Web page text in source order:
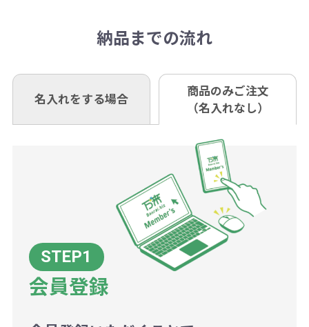
※不良商品は商品到着後7営業日以
お問合せ先
0120-979-907
AM10:00～PM5:00（土・日・祝日を
なお、印刷代はボリュームディスカ
同じ版で多くの数量を印刷すると、1
個当たりの印刷代単価がお安くなり
一方、数量が少なく一定数に満たな
い場合は、単価計算ではなく、印刷
代の基本料金を一式頂戴する場合が
ございます。
ボリュームディスカウントの計算は
商品や印刷方法によって異なります
ので、予めご了承ください。
口座名 株式会社モノベーション
※振り込み手数料はお客さま負担と
なりますのでご注意ください。
定しているものもあります。
あれば、午前中までにご注文とご入
金いただければ翌日着でお送りする
お急ぎの場合、ご相談ください。最
大限努力いたします。
き別途申し受けます。
も複数ヶ所への納品の場合、別途送
料頂戴する場合がございます。
詳細はこちらご確認ください。
納品までの流れ
名入れをする場合
商品のみご注文
（名入れなし）
会員登録